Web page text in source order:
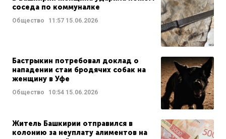
соседа по коммуналке
Общество 11:57 15.06.2026
Бастрыкин потребовал доклад о
нападении стаи бродячих собак на
женщину в Уфе
Общество 10:54 15.06.2026
Житель Башкирии отправился в
колонию за неуплату алиментов на